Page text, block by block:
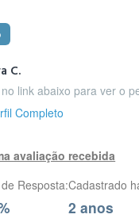
C.
link abaixo para ver o
Completo
avaliação recebida
Resposta:Cadastrado
2 anos